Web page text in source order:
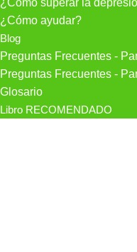
¿Cómo superar la
¿Cómo ayudar?
Blog
Preguntas Frecuentes -
Preguntas Frecuentes -
Glosario
Libro RECOMENDADO